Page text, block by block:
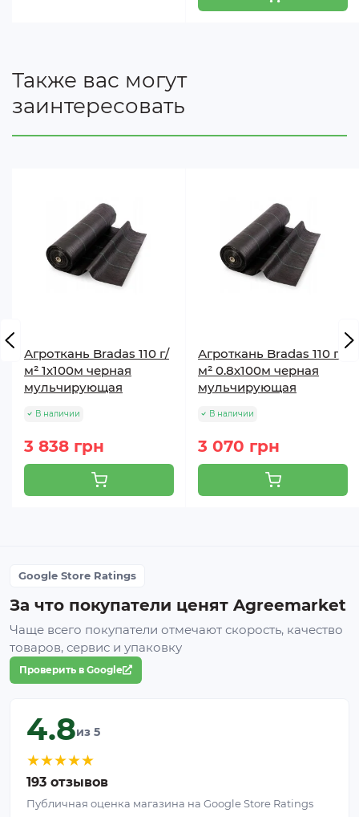
Также вас могут
заинтересовать
Агроткань Bradas 110 г/
м² 1х100м черная
мульчирующая
В наличии
3 838 грн
Агроткань Bradas 110 г/
м² 0.8х100м черная
мульчирующая
В наличии
3 070 грн
Google Store Ratings
За что покупатели ценят Agreemarket
Чаще всего покупатели отмечают скорость, качество
товаров, сервис и упаковку
Проверить в Google
4.8из 5
★★★★★
193 отзывов
Публичная оценка магазина на Google Store Ratings